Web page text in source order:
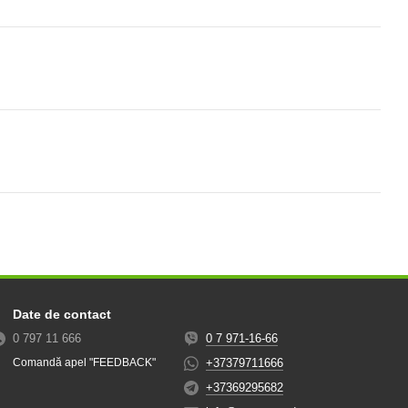
Date de contact
0 797 11 666
Comandă apel "FEEDBACK"
0 7 971-16-66
+37379711666
+37369295682